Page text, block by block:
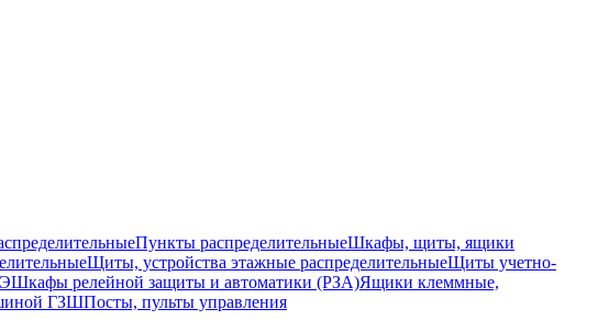
Пункты распределительныеШкафы, щиты, ящики
Щиты, устройства этажные распределительныеЩиты учетно-
Шкафы релейной защиты и автоматики (РЗА)Ящики клеммные,
ГЗШПосты, пульты управления